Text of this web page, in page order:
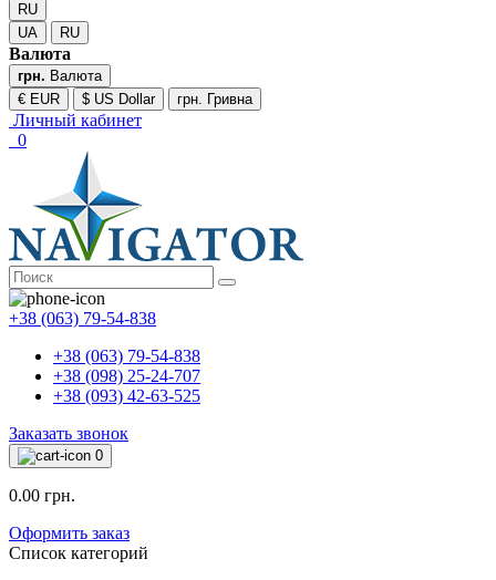
RU
UA
RU
Валюта
грн. Валюта
€ EUR
$ US Dollar грн. Гривна
Личный кабинет
0
+38 (063) 79-54-838
+38 (063) 79-54-838
+38 (098) 25-24-707
+38 (093) 42-63-525
Заказать звонок
0
0.00 грн.
Оформить заказ
Список категорий